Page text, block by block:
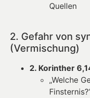
Quellen
2. Gefahr von
(Vermischung)
2. Korinther
„Welche